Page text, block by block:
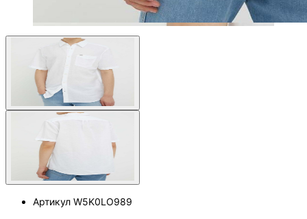
Артикул W5K0LO989